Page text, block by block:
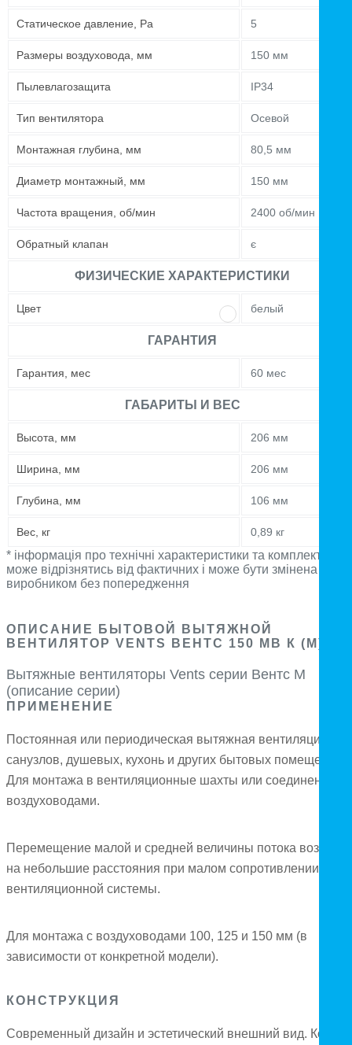
Статическое давление, Pa 5
Размеры воздуховода, мм 150 мм
Пылевлагозащита IP34
Тип вентилятора Осевой
Монтажная глубина, мм 80,5 мм
Диаметр монтажный, мм 150 мм
Частота вращения, об/мин 2400 об/мин
Обратный клапан є
ФИЗИЧЕСКИЕ ХАРАКТЕРИСТИКИ
Цвет белый
ГАРАНТИЯ
Гарантия, мес 60 мес
ГАБАРИТЫ И ВЕС
Высота, мм 206 мм
Ширина, мм 206 мм
Глубина, мм 106 мм
Вес, кг 0,89 кг
* інформація про технічні характеристики та комплектацію
може відрізнятись від фактичних і може бути змінена
виробником без попередження
ОПИСАНИЕ БЫТОВОЙ ВЫТЯЖНОЙ
ВЕНТИЛЯТОР VENTS ВЕНТС 150 МВ К (М)
Вытяжные вентиляторы Vents серии Вентс М
(описание серии)
ПРИМЕНЕНИЕ
Постоянная или периодическая вытяжная вентиляция
санузлов, душевых, кухонь и других бытовых помещений.
Для монтажа в вентиляционные шахты или соединения с
воздуховодами.
Перемещение малой и средней величины потока воздуха
на небольшие расстояния при малом сопротивлении
вентиляционной системы.
Для монтажа с воздуховодами 100, 125 и 150 мм (в
зависимости от конкретной модели).
КОНСТРУКЦИЯ
Современный дизайн и эстетический внешний вид. Корпус